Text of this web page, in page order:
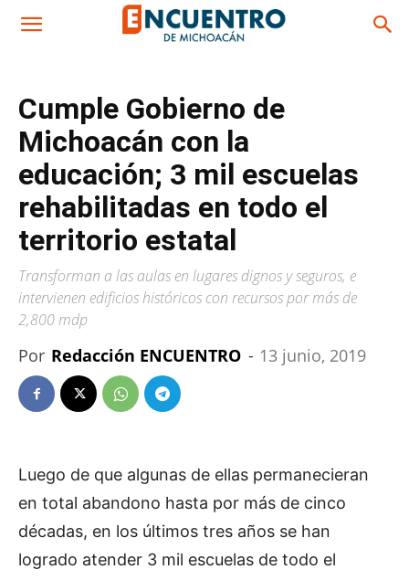
Cumple Gobierno de
Michoacán con la
educación; 3 mil escuelas
rehabilitadas en todo el
territorio estatal
Transforman a las aulas en lugares dignos y seguros, e
intervienen edificios históricos con recursos por más de
2,800 mdp
Por Redacción ENCUENTRO - 13 junio, 2019
Luego de que algunas de ellas permanecieran
en total abandono hasta por más de cinco
décadas, en los últimos tres años se han
logrado atender 3 mil escuelas de todo el